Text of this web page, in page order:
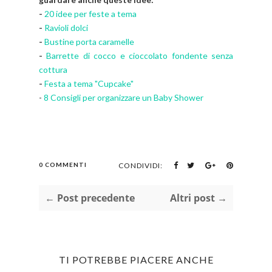
- 20 idee per feste a tema
- Ravioli dolci
- Bustine porta caramelle
-Barrette di cocco e cioccolato fondente senza
cottura
- Festa a tema "Cupcake"
- 8 Consigli per organizzare un Baby Shower
0 COMMENTI CONDIVIDI:
← Post precedente Altri post →
TI POTREBBE PIACERE ANCHE